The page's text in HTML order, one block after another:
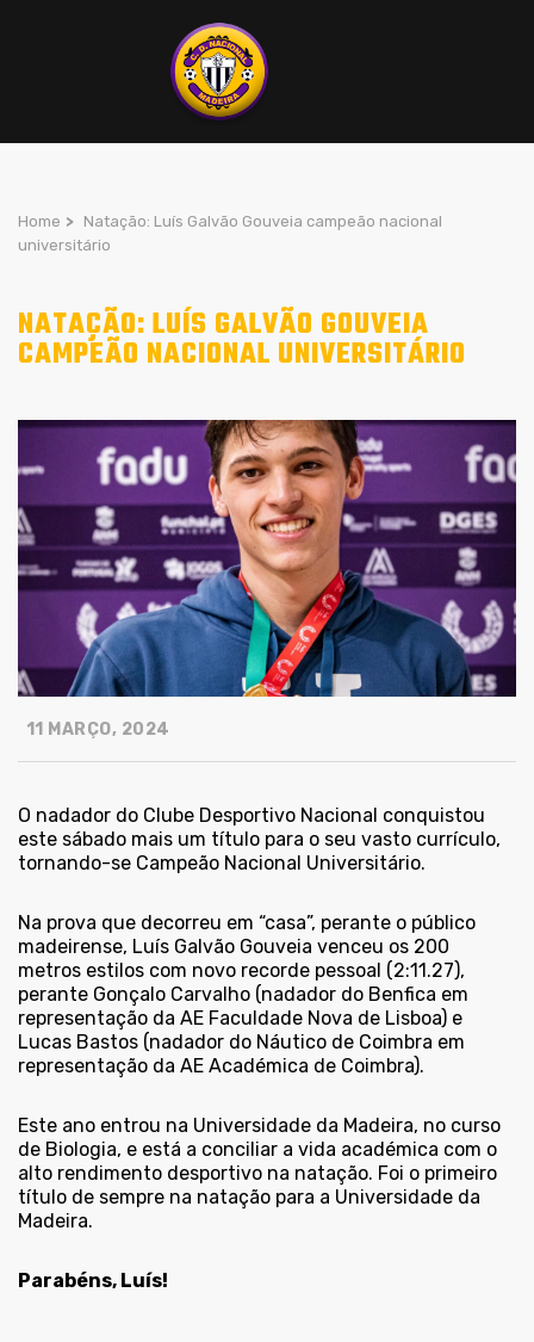
Home > Natação: Luís Galvão Gouveia campeão nacional
universitário
NATAÇÃO: LUÍS GALVÃO GOUVEIA
CAMPEÃO NACIONAL UNIVERSITÁRIO
11 MARÇO, 2024
O nadador do Clube Desportivo Nacional conquistou
este sábado mais um título para o seu vasto currículo,
tornando-se Campeão Nacional Universitário.
Na prova que decorreu em “casa”, perante o público
madeirense, Luís Galvão Gouveia venceu os 200
metros estilos com novo recorde pessoal (2:11.27),
perante Gonçalo Carvalho (nadador do Benfica em
representação da AE Faculdade Nova de Lisboa) e
Lucas Bastos (nadador do Náutico de Coimbra em
representação da AE Académica de Coimbra).
Este ano entrou na Universidade da Madeira, no curso
de Biologia, e está a conciliar a vida académica com o
alto rendimento desportivo na natação. Foi o primeiro
título de sempre na natação para a Universidade da
Madeira.
Parabéns, Luís!